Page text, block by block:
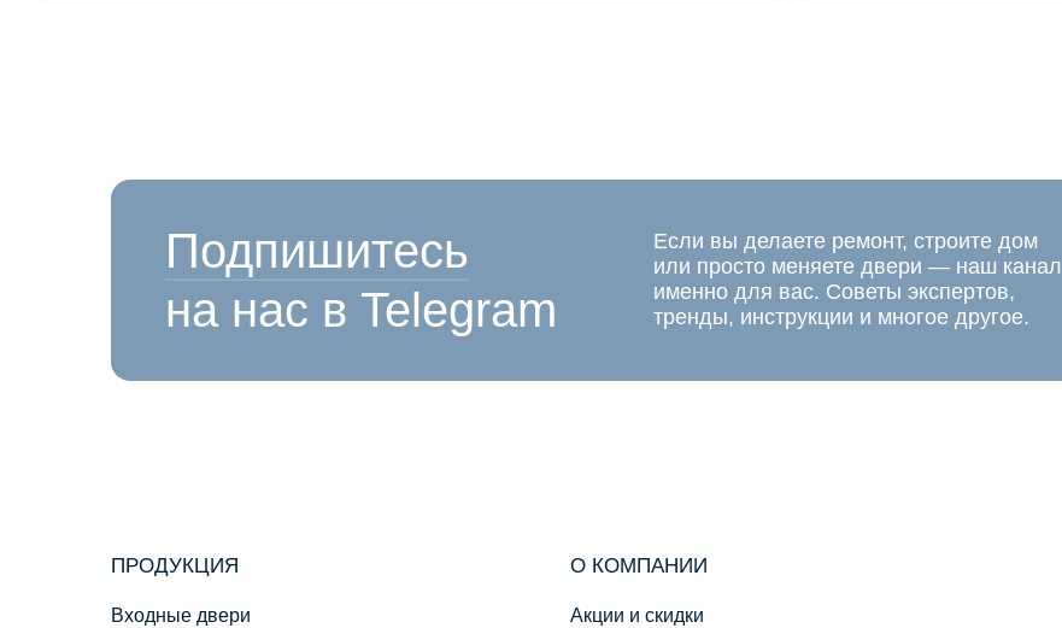
Подпишитесь
на нас в Telegram
Если вы делаете ремонт, строите дом
или просто меняете двери — наш канал
именно для вас. Советы экспертов,
тренды, инструкции и многое другое.
ПРОДУКЦИЯ
Входные двери
О КОМПАНИИ
Акции и скидки